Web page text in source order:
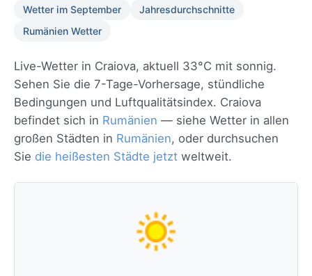
Wetter im September
Jahresdurchschnitte
Rumänien Wetter
Live-Wetter in Craiova, aktuell 33°C mit sonnig.
Sehen Sie die 7-Tage-Vorhersage, stündliche
Bedingungen und Luftqualitätsindex. Craiova
befindet sich in Rumänien — siehe Wetter in allen
großen Städten in Rumänien, oder durchsuchen
Sie die heißesten Städte jetzt weltweit.